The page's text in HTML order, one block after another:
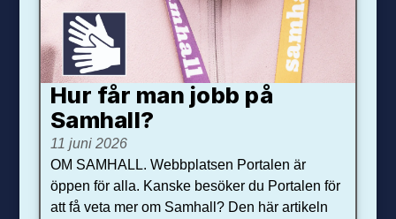
Hur får man jobb på
Samhall?
11 juni 2026
OM SAMHALL. Webbplatsen Portalen är
öppen för alla. Kanske besöker du Portalen för
att få veta mer om Samhall? Den här artikeln